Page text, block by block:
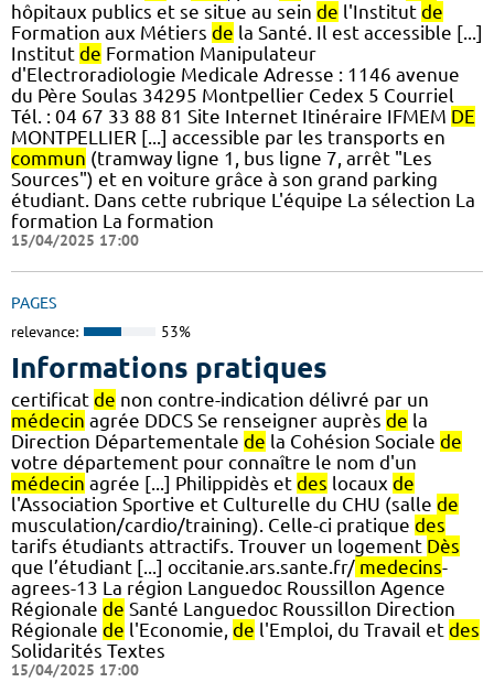
hôpitaux publics et se situe au sein de l'Institut de
Formation aux Métiers de la Santé. Il est accessible [...]
Institut de Formation Manipulateur
d'Electroradiologie Medicale Adresse : 1146 avenue
du Père Soulas 34295 Montpellier Cedex 5 Courriel
Tél. : 04 67 33 88 81 Site Internet Itinéraire IFMEM DE
MONTPELLIER [...] accessible par les transports en
commun (tramway ligne 1, bus ligne 7, arrêt "Les
Sources") et en voiture grâce à son grand parking
étudiant. Dans cette rubrique L'équipe La sélection La
formation La formation
15/04/2025 17:00
PAGES
relevance: 53%
Informations pratiques
certificat de non contre-indication délivré par un
médecin agrée DDCS Se renseigner auprès de la
Direction Départementale de la Cohésion Sociale de
votre département pour connaître le nom d'un
médecin agrée [...] Philippidès et des locaux de
l'Association Sportive et Culturelle du CHU (salle de
musculation/cardio/training). Celle-ci pratique des
tarifs étudiants attractifs. Trouver un logement Dès
que l’étudiant [...] occitanie.ars.sante.fr/ medecins-
agrees-13 La région Languedoc Roussillon Agence
Régionale de Santé Languedoc Roussillon Direction
Régionale de l'Economie, de l'Emploi, du Travail et des
Solidarités Textes
15/04/2025 17:00